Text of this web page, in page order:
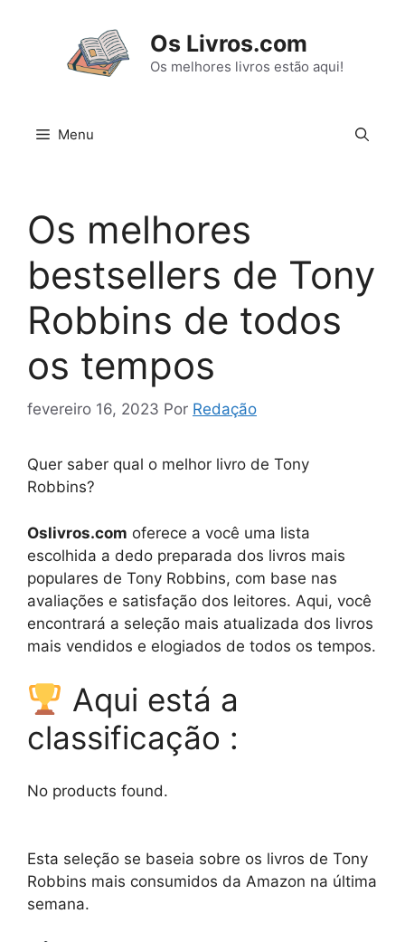
Os Livros.com
Os melhores livros estão aqui!
Menu
Os melhores
bestsellers de Tony
Robbins de todos
os tempos
fevereiro 16, 2023 Por Redação
Quer saber qual o melhor livro de Tony
Robbins?
Oslivros.com oferece a você uma lista
escolhida a dedo preparada dos livros mais
populares de Tony Robbins, com base nas
avaliações e satisfação dos leitores. Aqui, você
encontrará a seleção mais atualizada dos livros
mais vendidos e elogiados de todos os tempos.
Aqui está a
classificação :
No products found.
Esta seleção se baseia sobre os livros de Tony
Robbins mais consumidos da Amazon na última
semana.